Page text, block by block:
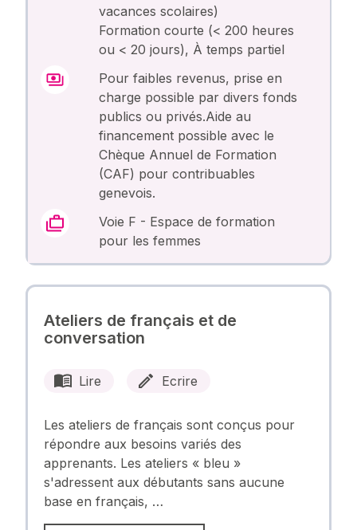
vacances scolaires)
Formation courte (< 200 heures
ou < 20 jours), À temps partiel
Pour faibles revenus, prise en
charge possible par divers fonds
publics ou privés.Aide au
financement possible avec le
Chèque Annuel de Formation
(CAF) pour contribuables
genevois.
Voie F - Espace de formation
pour les femmes
Ateliers de français et de
conversation
Lire Ecrire
Les ateliers de français sont conçus pour
répondre aux besoins variés des
apprenants. Les ateliers « bleu »
s'adressent aux débutants sans aucune
base en français, …